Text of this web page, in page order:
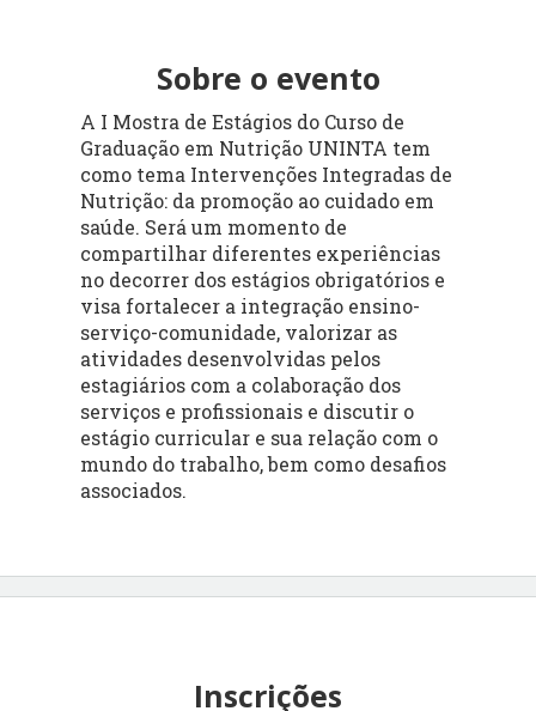
Sobre o evento
A I Mostra de Estágios do Curso de
Graduação em Nutrição UNINTA tem
como tema Intervenções Integradas de
Nutrição: da promoção ao cuidado em
saúde. Será um momento de
compartilhar diferentes experiências
no decorrer dos estágios obrigatórios e
visa fortalecer a integração ensino-
serviço-comunidade, valorizar as
atividades desenvolvidas pelos
estagiários com a colaboração dos
serviços e profissionais e discutir o
estágio curricular e sua relação com o
mundo do trabalho, bem como desafios
associados.
Inscrições